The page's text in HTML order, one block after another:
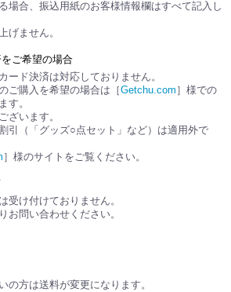
場合、振込用紙のお客様情報欄はすべて記入し
げません。
ご希望の場合
ード決済は対応しておりません。
ご購入を希望の場合は［Getchu.com ］様での
す。
ざいます。
引（「グッズ○点セット」など）は適用外で
］様のサイトをご覧ください。
受け付けておりません。
お問い合わせください。
の方は送料が変更になります。